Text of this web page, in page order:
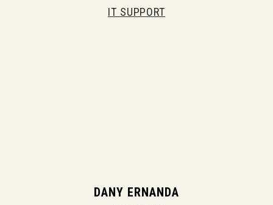
IT SUPPORT
DANY ERNANDA